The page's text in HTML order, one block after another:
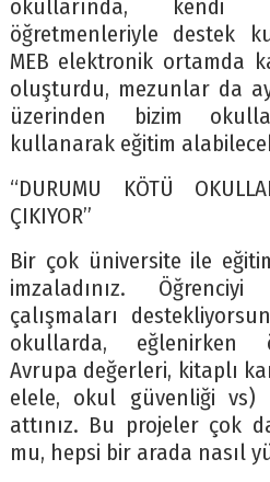
okullarında, kendi
öğretmenleriyle destek
MEB elektronik ortamda
oluşturdu, mezunlar da
üzerinden bizim
kullanarak eğitim
“DURUMU KÖTÜ
ÇIKIYOR”
Bir çok üniversite ile
imzaladınız.
çalışmaları
okullarda, eğlenirken
Avrupa değerleri, kitaplı
elele, okul güvenliği vs)
attınız. Bu projeler çok
mu, hepsi bir arada nasıl